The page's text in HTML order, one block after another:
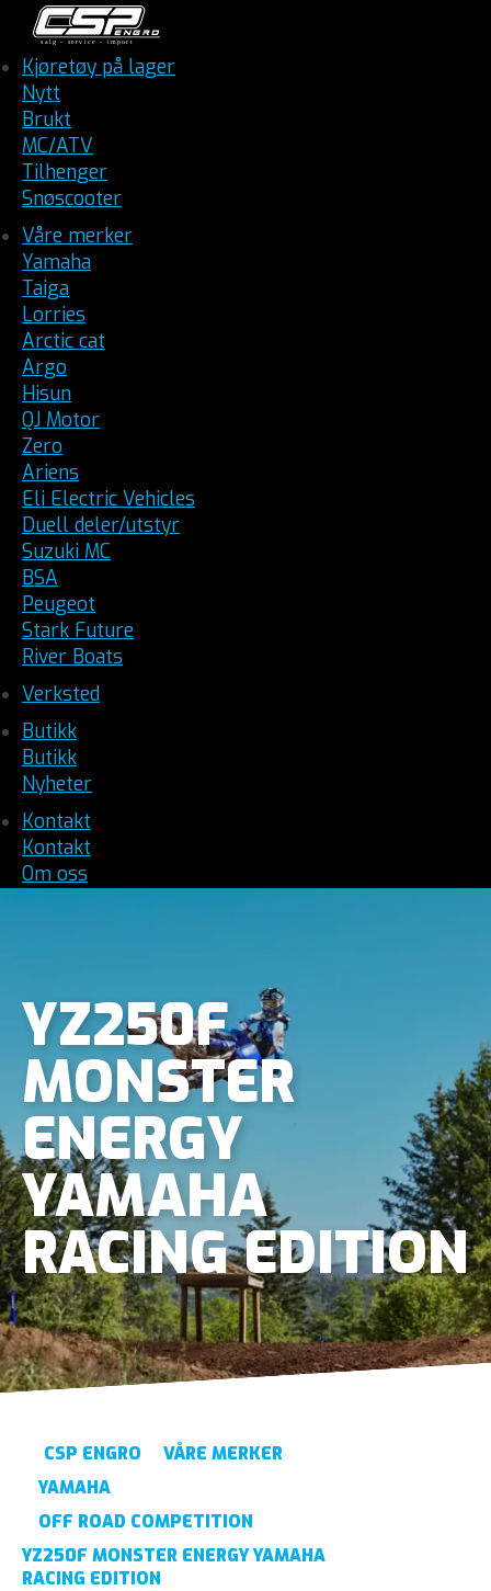
Kjøretøy på lager
Nytt
Brukt
MC/ATV
Tilhenger
Snøscooter
Våre merker
Yamaha
Taiga
Lorries
Arctic cat
Argo
Hisun
QJ Motor
Zero
Ariens
Eli Electric Vehicles
Duell deler/utstyr
Suzuki MC
BSA
Peugeot
Stark Future
River Boats
Verksted
Butikk
Butikk
Nyheter
Kontakt
Kontakt
Om oss
YZ250F
MONSTER
ENERGY
YAMAHA
RACING EDITION
CSP ENGRO
VÅRE MERKER
YAMAHA
OFF ROAD COMPETITION
YZ250F MONSTER ENERGY YAMAHA
RACING EDITION